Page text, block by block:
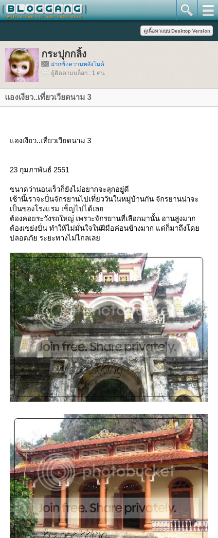
กระปุกกลิ้ง
ฝากข้อความหลังไมค์
ผู้ติดตามบล็อก : 1 คน
องเงียว..เที่ยวเวียดนาม 3
องเงียว..เที่ยวเวียดนาม 3
23 กุมภาพันธ์ 2551
ขนาดว่านอนเร็วก็ยังไม่อยากจะลุกอยู่ดี
เช้านี้เราจะปั่นจักรยานไปเที่ยววันในหมู่บ้านกัน จักรยานน่าจะ
เป็นของโรงแรม เข็ญไปได้เล
ต้องคอยระวังรถใหญ่ เพราะจักรยานที่เลือกมานั้น อานสูงมาก
ต้องเขย่งปั่น ทำให้ไม่มั่นใจในฝีมือค่อนข้างมาก แต่ก็มาถึงโด
ปลอดภัย ระยะทางไม่ไกลเล